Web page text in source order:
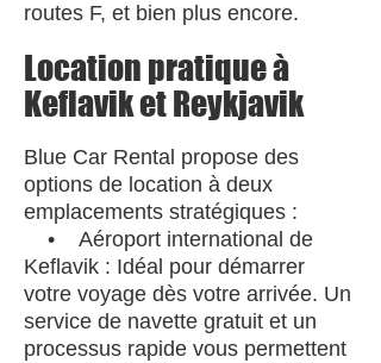
routes F, et bien plus encore.
Location pratique à
Keflavik et Reykjavik
Blue Car Rental propose des
options de location à deux
emplacements stratégiques :
• Aéroport international de
Keflavik : Idéal pour démarrer
votre voyage dès votre arrivée. Un
service de navette gratuit et un
processus rapide vous permettent